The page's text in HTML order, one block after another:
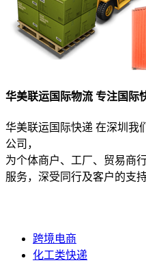
华美联运国际物流 专注国际
华美联运国际快递 在深圳我
公司，
为个体商户、工厂、贸易商
服务，深受同行及客户的支持
跨境电商
化工类快递